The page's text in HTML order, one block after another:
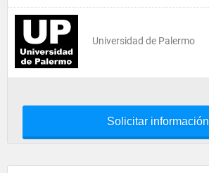
Universidad de Palermo
Solicitar información